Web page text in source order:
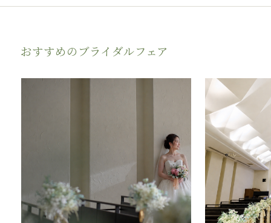
おすすめのブライダルフェア